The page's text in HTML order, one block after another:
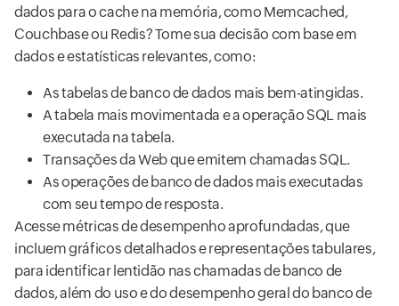
dados para o cache na memória, como Memcached,
Couchbase ou Redis? Tome sua decisão com base em
dados e estatísticas relevantes, como:
As tabelas de banco de dados mais bem-atingidas.
A tabela mais movimentada e a operação SQL mais
executada na tabela.
Transações da Web que emitem chamadas SQL.
As operações de banco de dados mais executadas
com seu tempo de resposta.
Acesse métricas de desempenho aprofundadas, que
incluem gráficos detalhados e representações tabulares,
para identificar lentidão nas chamadas de banco de
dados, além do uso e do desempenho geral do banco de